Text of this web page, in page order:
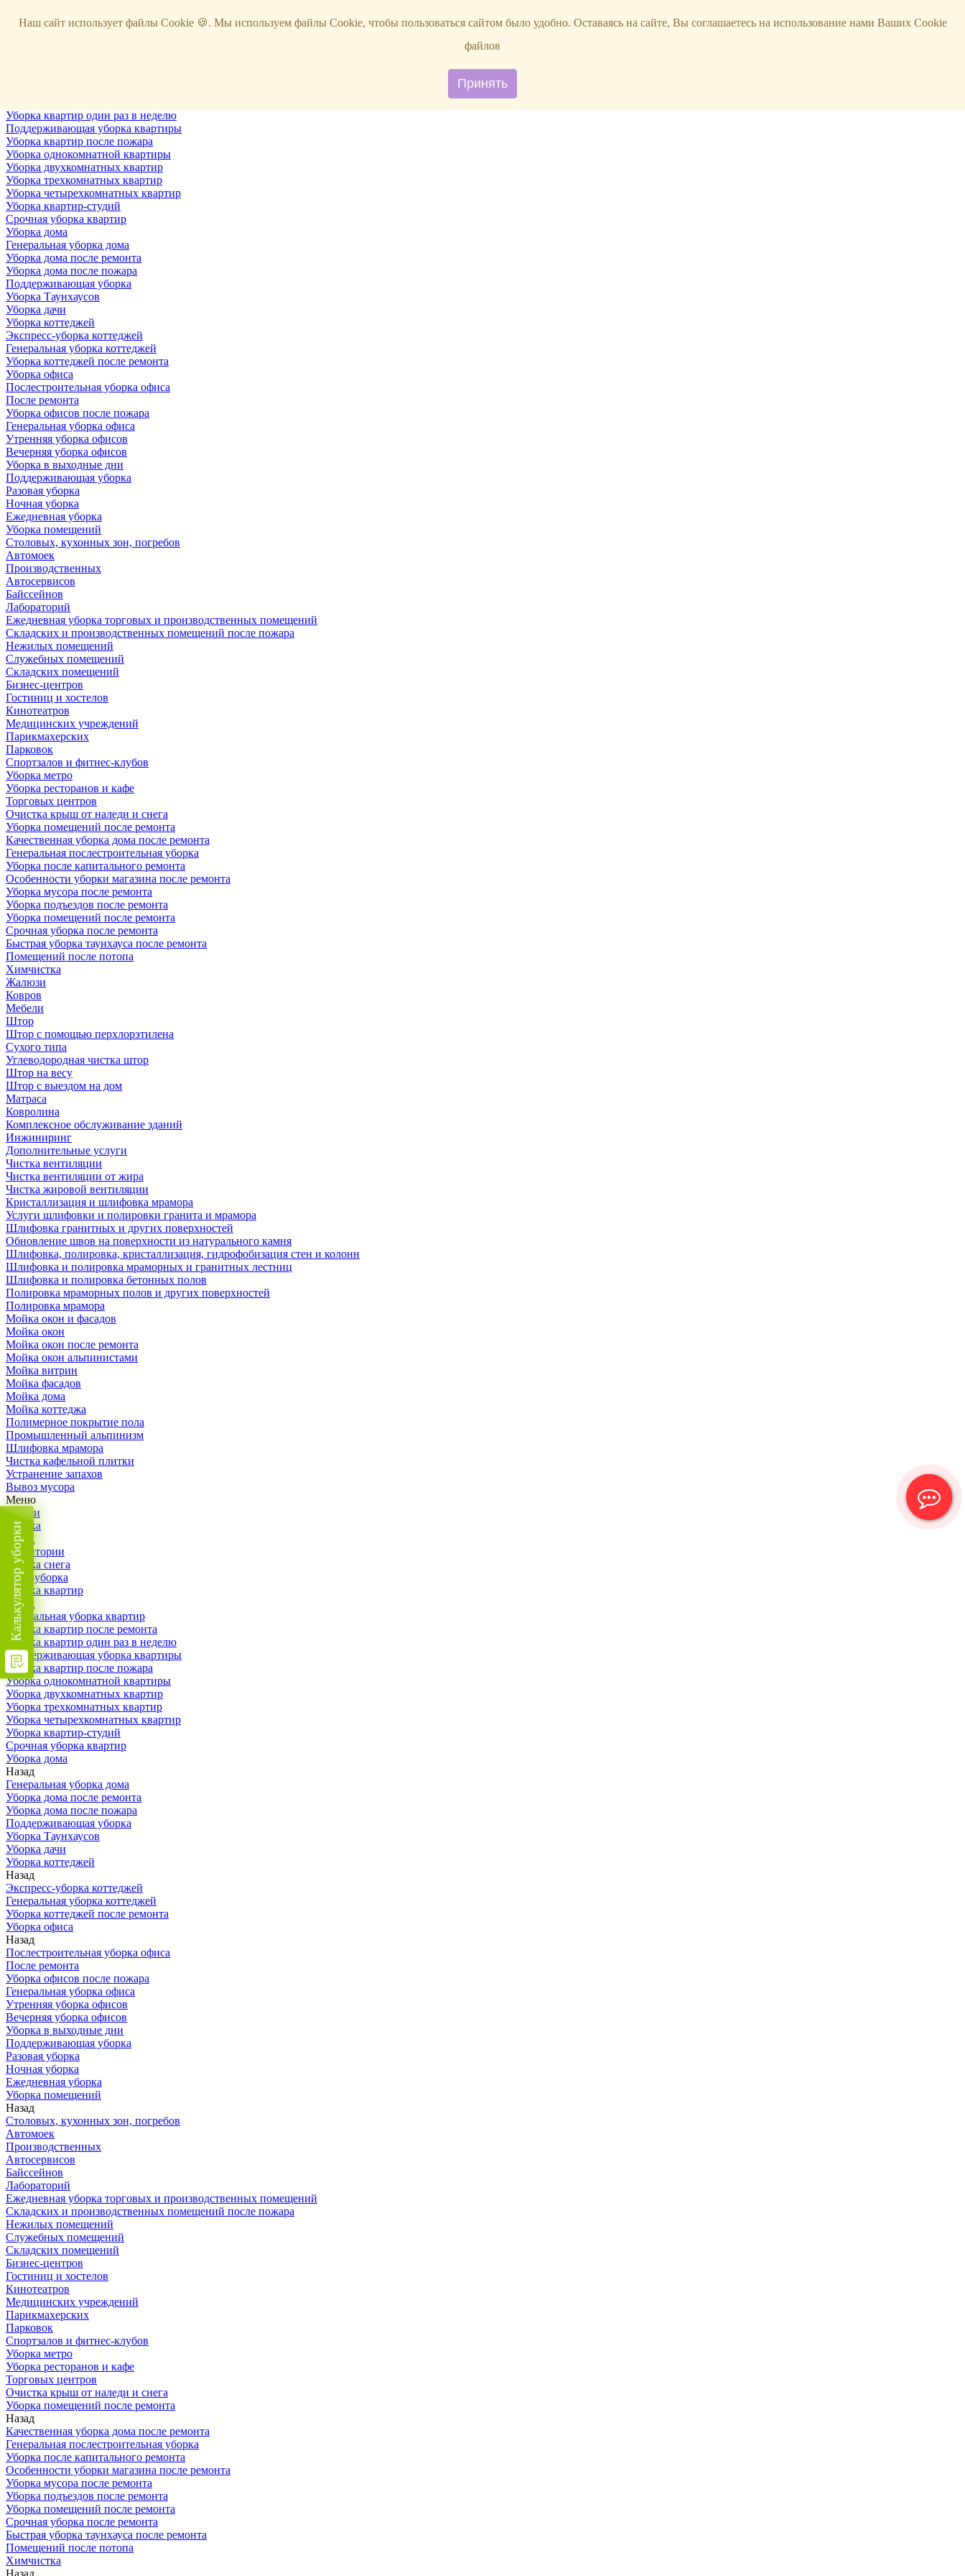
Уборка
Уборка квартир один раз в неделю
Поддерживающая уборка квартиры
Уборка квартир после пожара
Уборка однокомнатной квартиры
Уборка двухкомнатных квартир
Уборка трехкомнатных квартир
Уборка четырехкомнатных квартир
Уборка квартир-студий
Срочная уборка квартир
Уборка дома
Генеральная уборка дома
Уборка дома после ремонта
Уборка дома после пожара
Поддерживающая уборка
Уборка Таунхаусов
Уборка дачи
Уборка коттеджей
Экспресс-уборка коттеджей
Генеральная уборка коттеджей
Уборка коттеджей после ремонта
Уборка офиса
Послестроительная уборка офиса
После ремонта
Уборка офисов после пожара
Генеральная уборка офиса
Утренняя уборка офисов
Вечерняя уборка офисов
Уборка в выходные дни
Поддерживающая уборка
Разовая уборка
Ночная уборка
Ежедневная уборка
Уборка помещений
Столовых, кухонных зон, погребов
Автомоек
Производственных
Автосервисов
Байссейнов
Лабораторий
Ежедневная уборка торговых и производственных помещений
Складских и производственных помещений после пожара
Нежилых помещений
Служебных помещений
Складских помещений
Бизнес-центров
Гостиниц и хостелов
Кинотеатров
Медицинских учреждений
Парикмахерских
Парковок
Спортзалов и фитнес-клубов
Уборка метро
Уборка ресторанов и кафе
Торговых центров
Очистка крыш от наледи и снега
Уборка помещений после ремонта
Качественная уборка дома после ремонта
Генеральная послестроительная уборка
Уборка после капитального ремонта
Особенности уборки магазина после ремонта
Уборка мусора после ремонта
Уборка подъездов после ремонта
Уборка помещений после ремонта
Срочная уборка после ремонта
Быстрая уборка таунхауса после ремонта
Помещений после потопа
Химчистка
Жалюзи
Ковров
Мебели
Штор
Штор с помощью перхлорэтилена
Сухого типа
Углеводородная чистка штор
Штор на весу
Штор с выездом на дом
Матраса
Ковролина
Комплексное обслуживание зданий
Инжиниринг
Дополнительные услуги
Чистка вентиляции
Чистка вентиляции от жира
Чистка жировой вентиляции
Кристаллизация и шлифовка мрамора
Услуги шлифовки и полировки гранита и мрамора
Шлифовка гранитных и других поверхностей
Обновление швов на поверхности из натурального камня
Шлифовка, полировка, кристаллизация, гидрофобизация стен и колонн
Шлифовка и полировка мраморных и гранитных лестниц
Шлифовка и полировка бетонных полов
Полировка мраморных полов и других поверхностей
Полировка мрамора
Мойка окон и фасадов
Мойка окон
Мойка окон после ремонта
Мойка окон альпинистами
Мойка витрин
Мойка фасадов
Мойка дома
Мойка коттеджа
Полимерное покрытие пола
Промышленный альпинизм
Шлифовка мрамора
Чистка кафельной плитки
Устранение запахов
Вывоз мусора
Меню
Услуги
Уборка
Назад
Территории
Уборка снега
ВИП-уборка
Уборка квартир
Назад
Генеральная уборка квартир
Уборка квартир после ремонта
Уборка квартир один раз в неделю
Поддерживающая уборка квартиры
Уборка квартир после пожара
Уборка однокомнатной квартиры
Уборка двухкомнатных квартир
Уборка трехкомнатных квартир
Уборка четырехкомнатных квартир
Уборка квартир-студий
Срочная уборка квартир
Уборка дома
Назад
Генеральная уборка дома
Уборка дома после ремонта
Уборка дома после пожара
Поддерживающая уборка
Уборка Таунхаусов
Уборка дачи
Уборка коттеджей
Назад
Экспресс-уборка коттеджей
Генеральная уборка коттеджей
Уборка коттеджей после ремонта
Уборка офиса
Назад
Послестроительная уборка офиса
После ремонта
Уборка офисов после пожара
Генеральная уборка офиса
Утренняя уборка офисов
Вечерняя уборка офисов
Уборка в выходные дни
Поддерживающая уборка
Разовая уборка
Ночная уборка
Ежедневная уборка
Уборка помещений
Назад
Столовых, кухонных зон, погребов
Автомоек
Производственных
Автосервисов
Байссейнов
Лабораторий
Ежедневная уборка торговых и производственных помещений
Складских и производственных помещений после пожара
Нежилых помещений
Служебных помещений
Складских помещений
Бизнес-центров
Гостиниц и хостелов
Кинотеатров
Медицинских учреждений
Парикмахерских
Парковок
Спортзалов и фитнес-клубов
Уборка метро
Уборка ресторанов и кафе
Торговых центров
Очистка крыш от наледи и снега
Уборка помещений после ремонта
Назад
Качественная уборка дома после ремонта
Генеральная послестроительная уборка
Уборка после капитального ремонта
Особенности уборки магазина после ремонта
Уборка мусора после ремонта
Уборка подъездов после ремонта
Уборка помещений после ремонта
Срочная уборка после ремонта
Быстрая уборка таунхауса после ремонта
Помещений после потопа
Химчистка
Назад
Калькулятор уборки
Наш сайт использует файлы Cookie 🍪. Мы используем файлы Cookie, чтобы пользоваться сайтом было удобно. Оставаясь на сайте, Вы соглашаетесь на использование нами Ваших Cookie
файлов
Принять